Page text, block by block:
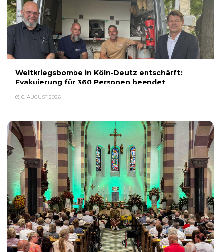
Weltkriegsbombe in Köln-Deutz entschärft:
Evakuierung für 360 Personen beendet
6. AUGUST 2026